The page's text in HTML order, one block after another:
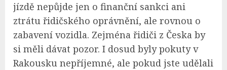
jízdě nepůjde jen o finanční sankci ani
ztrátu řidičského oprávnění, ale rovnou o
zabavení vozidla. Zejména řidiči z Česka by
si měli dávat pozor. I dosud byly pokuty v
Rakousku nepříjemné, ale pokud jste udělali